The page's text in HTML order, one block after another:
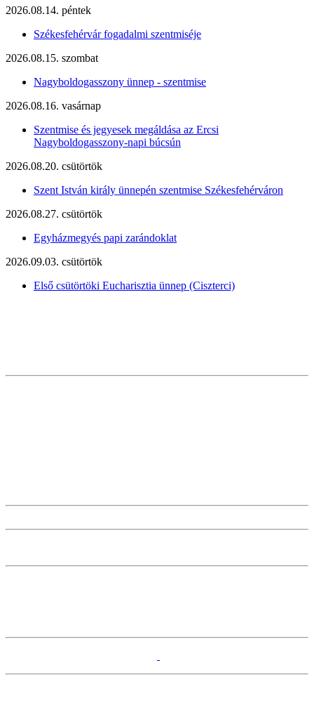
2026.08.14. péntek
Székesfehérvár fogadalmi szentmiséje
2026.08.15. szombat
Nagyboldogasszony ünnep - szentmise
2026.08.16. vasárnap
Szentmise és jegyesek megáldása az Ercsi
Nagyboldogasszony-napi búcsún
2026.08.20. csütörtök
Szent István király ünnepén szentmise Székesfehérváron
2026.08.27. csütörtök
Egyházmegyés papi zarándoklat
2026.09.03. csütörtök
Első csütörtöki Eucharisztia ünnep (Ciszterci)